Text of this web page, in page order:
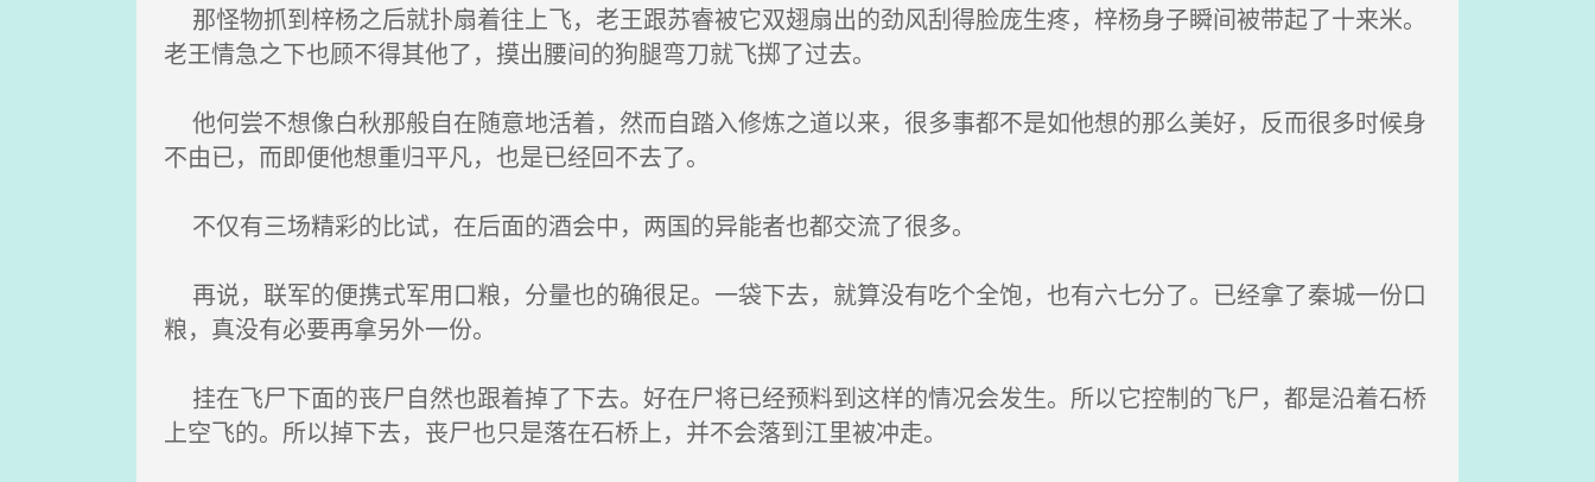
那怪物抓到梓杨之后就扑扇着往上飞，老王跟苏睿被它双翅扇出的劲风刮得脸庞生疼，梓杨身子瞬间被带起了十来米。
老王情急之下也顾不得其他了，摸出腰间的狗腿弯刀就飞掷了过去。
他何尝不想像白秋那般自在随意地活着，然而自踏入修炼之道以来，很多事都不是如他想的那么美好，反而很多时候身
不由已，而即便他想重归平凡，也是已经回不去了。
不仅有三场精彩的比试，在后面的酒会中，两国的异能者也都交流了很多。
再说，联军的便携式军用口粮，分量也的确很足。一袋下去，就算没有吃个全饱，也有六七分了。已经拿了秦城一份口
粮，真没有必要再拿另外一份。
挂在飞尸下面的丧尸自然也跟着掉了下去。好在尸将已经预料到这样的情况会发生。所以它控制的飞尸，都是沿着石桥
上空飞的。所以掉下去，丧尸也只是落在石桥上，并不会落到江里被冲走。